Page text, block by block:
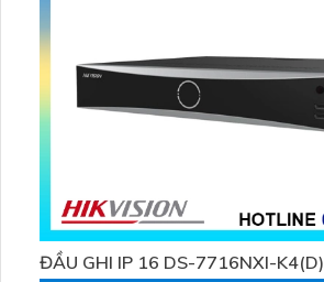
ĐẦU GHI IP 16 DS-7716NXI-K4(D)